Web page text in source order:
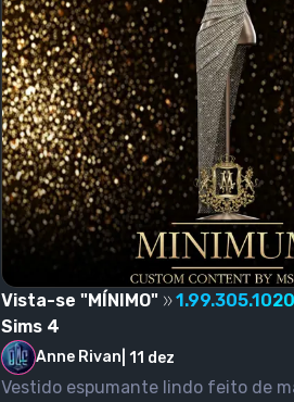
Vista-se "MÍNIMO" 1.99.305.1020
Sims 4
Anne Rivan 11 dez
Vestido espumante lindo feito de